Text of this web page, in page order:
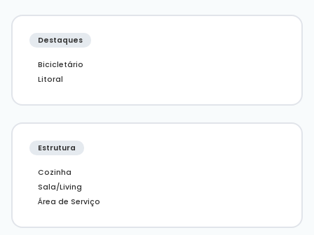
Destaques
Bicicletário
Litoral
Estrutura
Cozinha
Sala/Living
Área de Serviço